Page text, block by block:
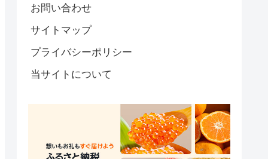
お問い合わせ
サイトマップ
プライバシーポリシー
当サイトについて